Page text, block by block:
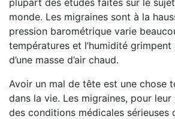
plupart des études faites sur le
monde. Les migraines sont à la
pression barométrique varie
températures et l’humidité grimpent
d’une masse d’air chaud.
Avoir un mal de tête est une chose
dans la vie. Les migraines, pour
des conditions médicales sérieuses